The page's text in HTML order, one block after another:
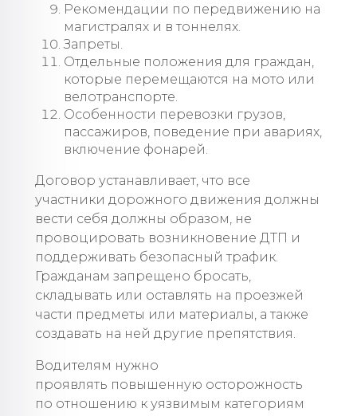
Рекомендации по передвижению на
магистралях и в тоннелях.
Запреты.
Отдельные положения для граждан,
которые перемещаются на мото или
велотранспорте.
Особенности перевозки грузов,
пассажиров, поведение при авариях,
включение фонарей.
Договор устанавливает, что все
участники дорожного движения должны
вести себя должны образом, не
провоцировать возникновение ДТП и
поддерживать безопасный трафик.
Гражданам запрещено бросать,
складывать или оставлять на проезжей
части предметы или материалы, а также
создавать на ней другие препятствия.
Водителям нужно
проявлять повышенную осторожность
по отношению к уязвимым категориям